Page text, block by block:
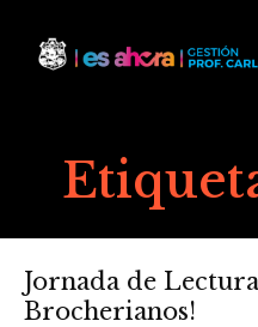
Jornada de
Brocherianos!